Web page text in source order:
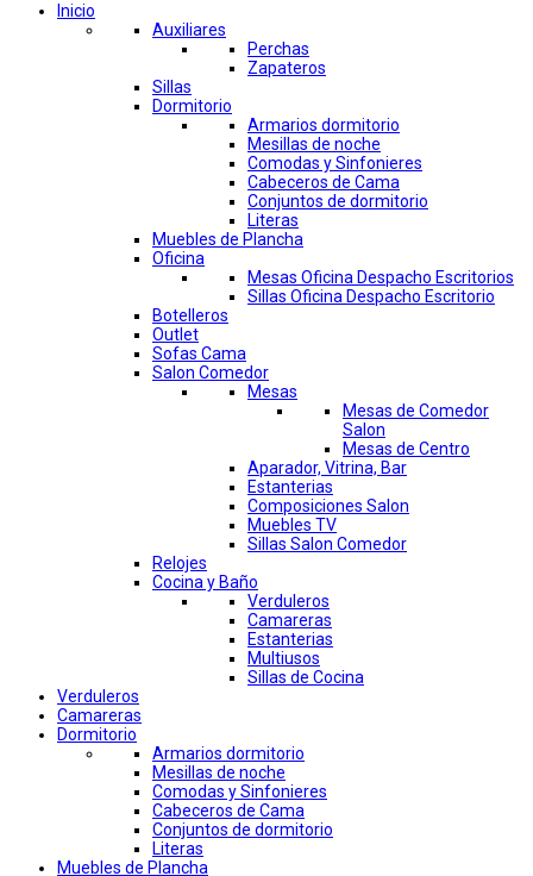
Inicio
Auxiliares
Perchas
Zapateros
Sillas
Dormitorio
Armarios dormitorio
Mesillas de noche
Comodas y Sinfonieres
Cabeceros de Cama
Conjuntos de dormitorio
Literas
Muebles de Plancha
Oficina
Mesas Oficina Despacho Escritorios
Sillas Oficina Despacho Escritorio
Botelleros
Outlet
Sofas Cama
Salon Comedor
Mesas
Mesas de Comedor
Salon
Mesas de Centro
Aparador, Vitrina, Bar
Estanterias
Composiciones Salon
Muebles TV
Sillas Salon Comedor
Relojes
Cocina y Baño
Verduleros
Camareras
Estanterias
Multiusos
Sillas de Cocina
Verduleros
Camareras
Dormitorio
Armarios dormitorio
Mesillas de noche
Comodas y Sinfonieres
Cabeceros de Cama
Conjuntos de dormitorio
Literas
Muebles de Plancha